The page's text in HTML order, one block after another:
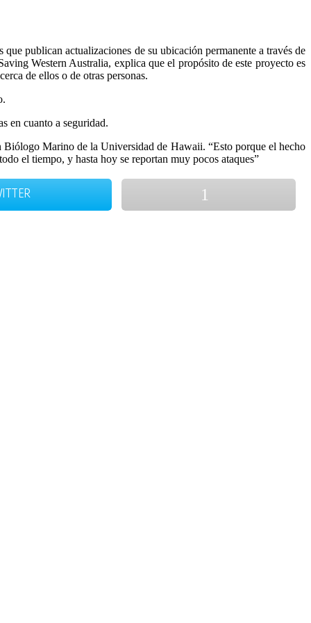
publican actualizaciones de su ubicación permanente a través de
Western Australia, explica que el propósito de este proyecto es
de ellos o de otras personas.
en cuanto a seguridad.
Biólogo Marino de la Universidad de Hawaii. “Esto porque el hecho
el tiempo, y hasta hoy se reportan muy pocos ataques”